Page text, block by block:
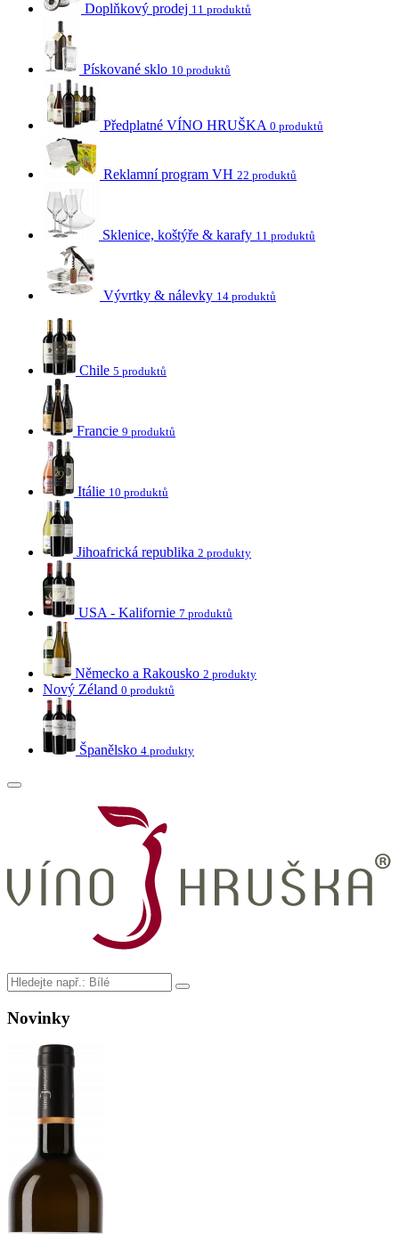
Doplňkový prodej 11 produktů
Pískované sklo 10 produktů
Předplatné VÍNO HRUŠKA 0 produktů
Reklamní program VH 22 produktů
Sklenice, koštýře & karafy 11 produktů
Vývrtky & nálevky 14 produktů
Chile 5 produktů
Francie 9 produktů
Itálie 10 produktů
Jihoafrická republika 2 produkty
USA - Kalifornie 7 produktů
Německo a Rakousko 2 produkty
Nový Zéland 0 produktů
Španělsko 4 produkty
Novinky